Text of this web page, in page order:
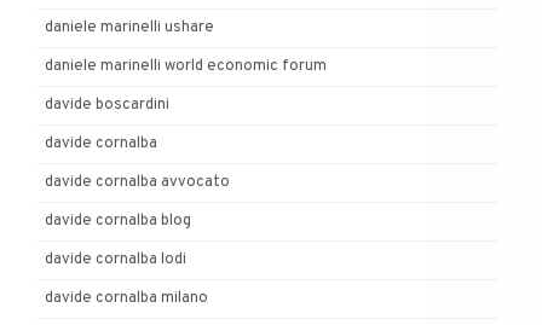
daniele marinelli ushare
daniele marinelli world economic forum
davide boscardini
davide cornalba
davide cornalba avvocato
davide cornalba blog
davide cornalba lodi
davide cornalba milano